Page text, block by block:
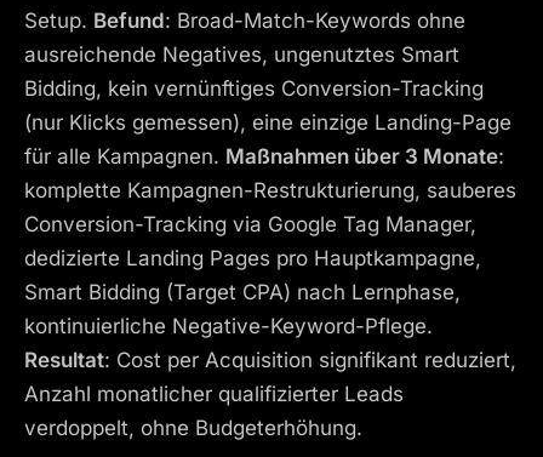
Setup. Befund: Broad-Match-Keywords ohne
ausreichende Negatives, ungenutztes Smart
Bidding, kein vernünftiges Conversion-Tracking
(nur Klicks gemessen), eine einzige Landing-Page
für alle Kampagnen. Maßnahmen über 3 Monate:
komplette Kampagnen-Restrukturierung, sauberes
Conversion-Tracking via Google Tag Manager,
dedizierte Landing Pages pro Hauptkampagne,
Smart Bidding (Target CPA) nach Lernphase,
kontinuierliche Negative-Keyword-Pflege.
Resultat: Cost per Acquisition signifikant reduziert,
Anzahl monatlicher qualifizierter Leads
verdoppelt, ohne Budgeterhöhung.